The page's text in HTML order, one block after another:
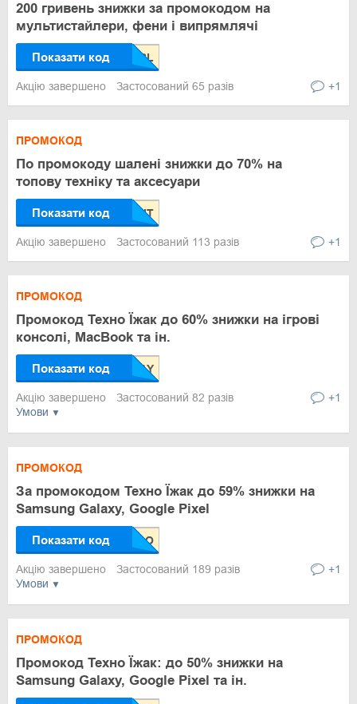
200 гривень знижки за промокодом на
мультистайлери, фени і випрямлячі
Показати код
Акцію завершено Застосований 65 разів +1
ПРОМОКОД
По промокоду шалені знижки до 70% на
топову техніку та аксесуари
Показати код
Акцію завершено Застосований 113 разів +1
Умови
ПРОМОКОД
Промокод Техно Їжак до 60% знижки на ігрові
консолі, MacBook та ін.
Показати код
Акцію завершено Застосований 82 разів +1
Умови
ПРОМОКОД
За промокодом Техно Їжак до 59% знижки на
Samsung Galaxy, Google Pixel
Показати код
Акцію завершено Застосований 189 разів +1
ПРОМОКОД
Промокод Техно Їжак: до 50% знижки на
Samsung Galaxy, Google Pixel та ін.